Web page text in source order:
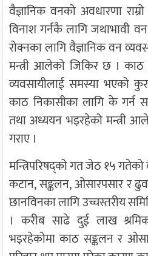
वैज्ञानिक वनको अवधारणा
विनाश गर्नकै लागि जथाभावी
रोक्नका लागि वैज्ञानिक वन
मन्त्री आलेको जिकिर छ । काठ
व्यवसायीलाई समस्या भएको
काठ निकासीका लागि के
तथा अध्ययन भइरहेको मन्त्री
गराए ।
मन्त्रिपरिषद्को गत जेठ १५
कटान, सङ्कलन, ओसारपसार र
छानविनका लागि उच्चस्तरीय
। करीब साढे दुई लाख
भइरहेकोमा काठ सङ्कलन र